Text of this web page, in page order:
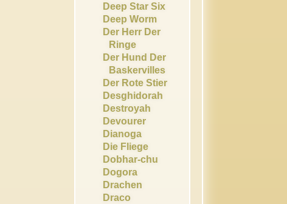
Deep Star Six
Deep Worm
Der Herr Der
Ringe
Der Hund Der
Baskervilles
Der Rote Stier
Desghidorah
Destroyah
Devourer
Dianoga
Die Fliege
Dobhar-chu
Dogora
Drachen
Draco